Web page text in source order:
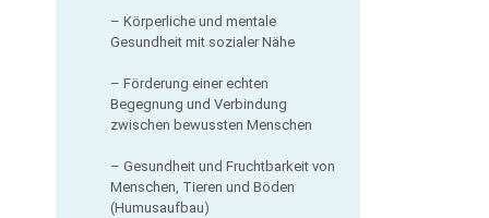
– Körperliche und mentale
Gesundheit mit sozialer Nähe
– Förderung einer echten
Begegnung und Verbindung
zwischen bewussten Menschen
– Gesundheit und Fruchtbarkeit von
Menschen, Tieren und Böden
(Humusaufbau)